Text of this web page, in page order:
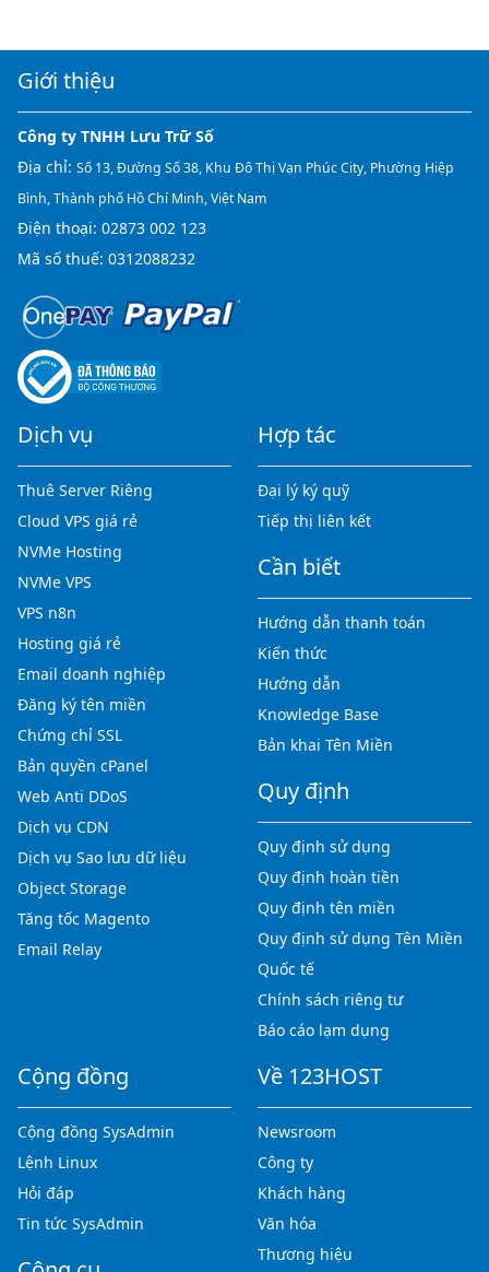
Giới thiệu
Công ty TNHH Lưu Trữ Số
Địa chỉ: Số 13, Đường Số 38, Khu Đô Thị Vạn Phúc City, Phường Hiệp
Bình, Thành phố Hồ Chí Minh, Việt Nam
Điện thoại: 02873 002 123
Mã số thuế: 0312088232
Dịch vụ
Thuê Server Riêng
Cloud VPS giá rẻ
NVMe Hosting
NVMe VPS
VPS n8n
Hosting giá rẻ
Email doanh nghiệp
Đăng ký tên miền
Chứng chỉ SSL
Bản quyền cPanel
Web Anti DDoS
Dịch vụ CDN
Dịch vụ Sao lưu dữ liệu
Object Storage
Tăng tốc Magento
Email Relay
Hợp tác
Đại lý ký quỹ
Tiếp thị liên kết
Cần biết
Hướng dẫn thanh toán
Kiến thức
Hướng dẫn
Knowledge Base
Bản khai Tên Miền
Quy định
Quy định sử dụng
Quy định hoàn tiền
Quy định tên miền
Quy định sử dụng Tên Miền
Quốc tế
Chính sách riêng tư
Báo cáo lạm dụng
Cộng đồng
Cộng đồng SysAdmin
Lệnh Linux
Hỏi đáp
Tin tức SysAdmin
Về 123HOST
Newsroom
Công ty
Khách hàng
Văn hóa
Thương hiệu